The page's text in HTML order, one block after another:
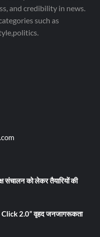
and credibility in news.
such as
संचालन को लेकर तैयारियों की
Click 2.0” वृहद जनजागरूकता